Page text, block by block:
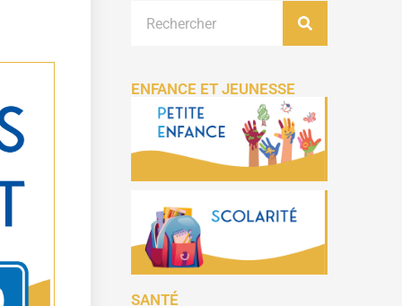
ENFANCE ET JEUNESSE
SANTÉ